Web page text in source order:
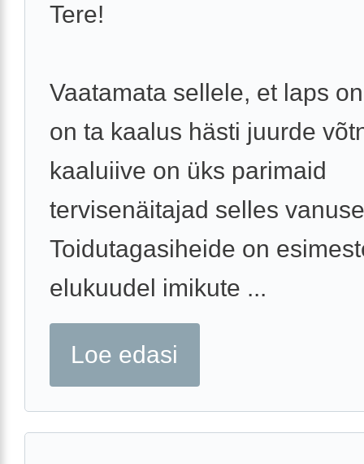
Tere!
Vaatamata sellele, et laps
on ta kaalus hästi juurde
kaaluiive on üks parimaid
tervisenäitajad selles
Toidutagasiheide on
elukuudel imikute ...
Loe edasi